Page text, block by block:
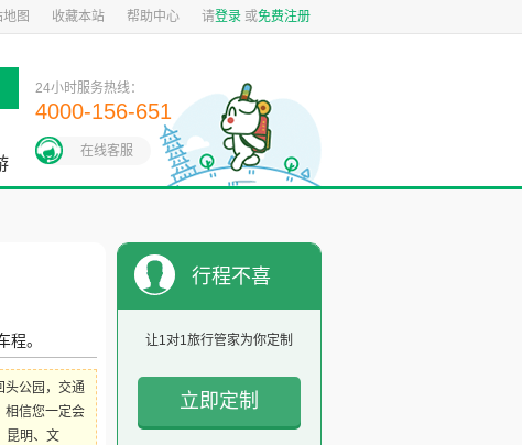
地图 收藏本站 帮助中心 请登录 或免费注册
24小时服务热线：
4000-156-651
在线客服
。
头公园，交通
相信您一定会
昆明、文
行程不喜
让1对1旅行管家为你定制
立即定制